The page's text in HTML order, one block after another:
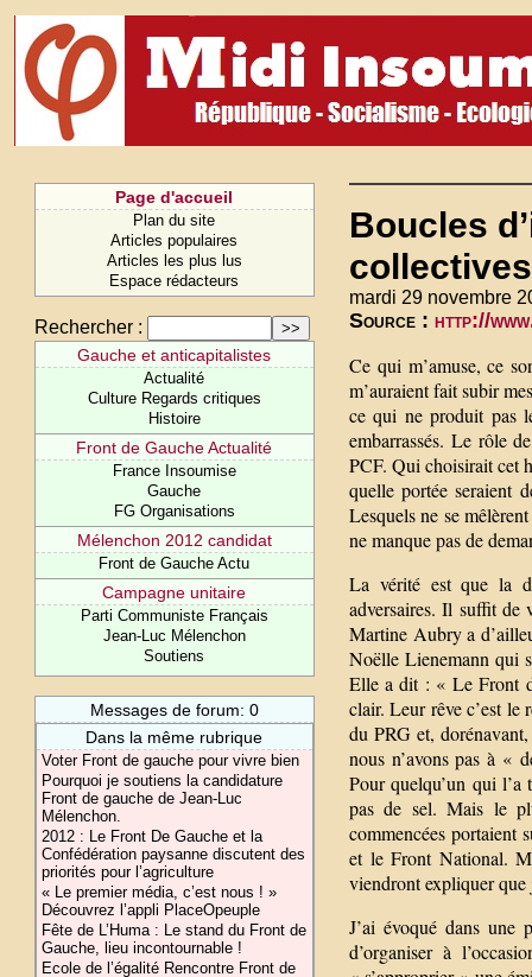
Page d'accueil
Plan du site
Articles populaires
Articles les plus lus
Espace rédacteurs
Rechercher :
Gauche et anticapitalistes
Actualité
Culture Regards critiques
Histoire
Front de Gauche Actualité
France Insoumise
Gauche
FG Organisations
Mélenchon 2012 candidat
Front de Gauche Actu
Campagne unitaire
Parti Communiste Français
Jean-Luc Mélenchon
Soutiens
Messages de forum: 0
Dans la même rubrique
Voter Front de gauche pour vivre bien
Pourquoi je soutiens la candidature
Front de gauche de Jean-Luc
Mélenchon.
2012 : Le Front De Gauche et la
Confédération paysanne discutent des
priorités pour l’agriculture
« Le premier média, c’est nous ! »
Découvrez l’appli PlaceOpeuple
Fête de L’Huma : Le stand du Front de
Gauche, lieu incontournable !
Ecole de l’égalité Rencontre Front de
Boucles
mardi 29 novembre
Source : http://
Ce qui m’amuse, ce
m’auraient fait subir
ce qui ne produit pas
embarrassés. Le rôle
PCF. Qui choisirait cet
quelle portée seraient
Lesquels ne se
ne manque pas de
La vérité est que la
adversaires. Il suffit de
Martine Aubry a
Noëlle Lienemann qui
Elle a dit : « Le Front
clair. Leur rêve c’est le
du PRG et,
nous n’avons pas à «
Pour quelqu’un qui
pas de sel. Mais le
commencées portaient
et le Front National.
viendront expliquer que
J’ai évoqué dans une
d’organiser à